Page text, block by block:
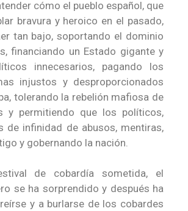
cómo el pueblo español, que
bravura y heroico en el pasado,
tan bajo, soportando el dominio
financiando un Estado gigante y
innecesarios, pagando los
injustos y desproporcionados
tolerando la rebelión mafiosa de
y permitiendo que los políticos,
de infinidad de abusos, mentiras,
y gobernando la nación.
de cobardía sometida, el
se ha sorprendido y después ha
y a burlarse de los cobardes